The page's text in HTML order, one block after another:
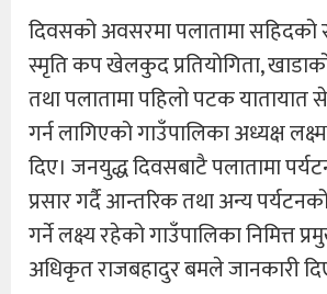
दिवसको अवसरमा पलातामा सहिदको
स्मृति कप खेलकुद प्रतियोगिता,
तथा पलातामा पहिलो पटक यातायात
गर्न लागिएको गाउँपालिका अध्यक्ष
दिए। जनयुद्ध दिवसबाटै पलातामा
प्रसार गर्दै आन्तरिक तथा अन्य
गर्ने लक्ष्य रहेको गाउँपालिका निमित्त
अधिकृत राजबहादुर बमले जानकारी